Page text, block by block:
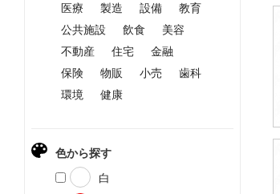
医療
製造 設備
教育
公共施設
飲食
美容
不動産
住宅
金融
保険
物販 小売
歯科
環境
健康
色から探す
白